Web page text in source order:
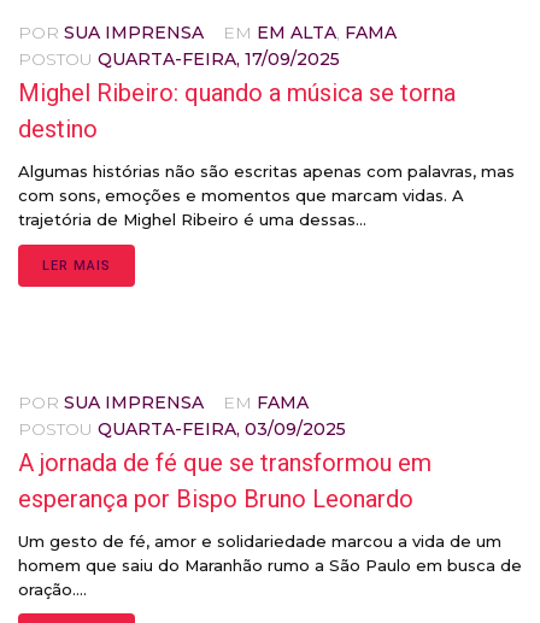
POR SUA IMPRENSA EM EM ALTA, FAMA
POSTOU QUARTA-FEIRA, 17/09/2025
Mighel Ribeiro: quando a música se torna
destino
Algumas histórias não são escritas apenas com palavras, mas
com sons, emoções e momentos que marcam vidas. A
trajetória de Mighel Ribeiro é uma dessas...
LER MAIS
POR SUA IMPRENSA EM FAMA
POSTOU QUARTA-FEIRA, 03/09/2025
A jornada de fé que se transformou em
esperança por Bispo Bruno Leonardo
Um gesto de fé, amor e solidariedade marcou a vida de um
homem que saiu do Maranhão rumo a São Paulo em busca de
oração....